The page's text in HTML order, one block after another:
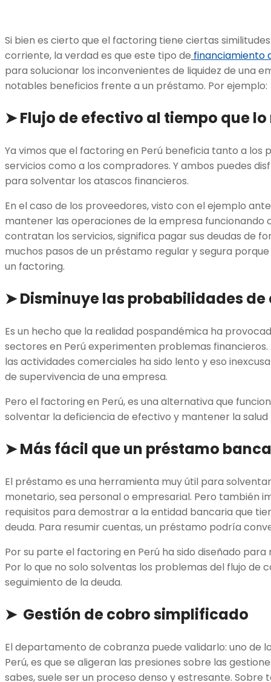
Si bien es cierto que el factoring tiene ciertas
corriente, la verdad es que este tipo de financiamiento
para solucionar los inconvenientes de liquidez de una
notables beneficios frente a un préstamo. Por ejemplo:
➤ Flujo de efectivo al tiempo que
Ya vimos que el factoring en Perú beneficia tanto a los
servicios como a los compradores. Y ambos puedes
para solventar los atascos financieros.
En el caso de los proveedores, visto con el ejemplo
mantener las operaciones de la empresa funcionando
contratan los servicios, significa pagar sus deudas de
muchos pasos de un préstamo regular y segura
un factoring.
➤ Disminuye las probabilidades
Es un hecho que la realidad pospandémica ha
sectores en Perú experimenten problemas
las actividades comerciales ha sido lento y eso
de supervivencia de una empresa.
Pero el factoring en Perú, es una alternativa que
solventar la deficiencia de efectivo y mantener la
➤ Más fácil que un préstamo
El préstamo es una herramienta muy útil para
monetario, sea personal o empresarial. Pero también
requisitos para demostrar a la entidad bancaria que
deuda. Para resumir cuentas, un préstamo podría
Por su parte el factoring en Perú ha sido diseñado para
Por lo que no solo solventas los problemas del flujo de
seguimiento de la deuda.
➤ Gestión de cobro simplificado
El departamento de cobranza puede validarlo: uno de
Perú, es que se aligeran las presiones sobre las
sabes, suele ser un proceso denso y estresante.